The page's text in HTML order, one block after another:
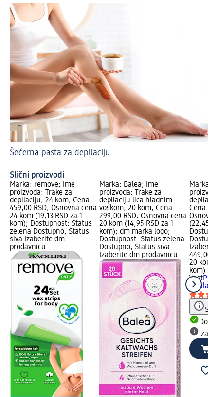
Šećerna pasta za depilaciju
Slični proizvodi
Marka: remove; Ime
proizvoda: Trake za
depilaciju, 24 kom; Cena:
459,00 RSD; Osnovna cena:
24 kom (19,13 RSD za 1
kom); Dostupnost: Status
zelena Dostupno, Status
siva Izaberite dm
prodavnicu
Marka: Balea; Ime
proizvoda: Trake za
depilaciju lica hladnim
voskom, 20 kom; Cena:
299,00 RSD; Osnovna cena:
20 kom (14,95 RSD za 1
kom); dm marka logo;
Dostupnost: Status zelena
Dostupno, Status siva
Izaberite dm prodavnicu
Marka:
Cena:
(22,45
449,00
20 kom
kom)
Veet